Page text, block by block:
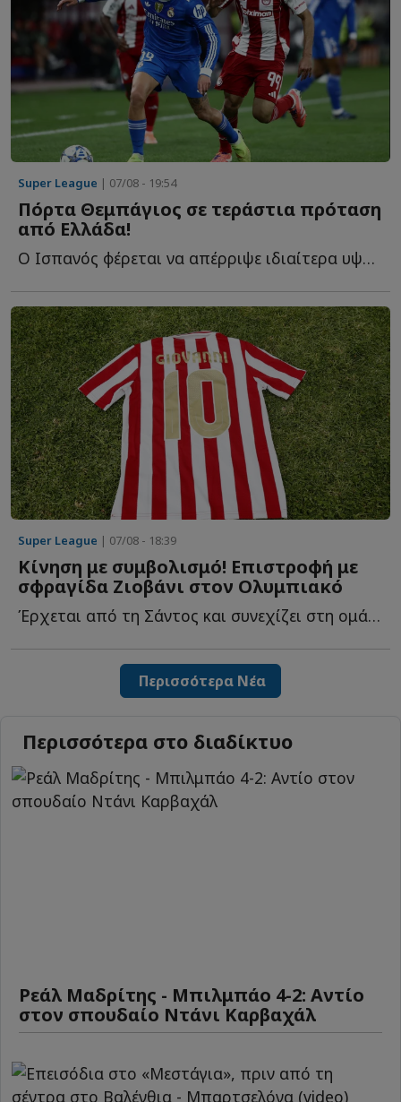
Super League | 07/08 - 19:54
Πόρτα Θεμπάγιος σε τεράστια πρόταση
από Ελλάδα!
Ο Ισπανός φέρεται να απέρριψε ιδιαίτερα υψηλή οικονομική π...
Super League | 07/08 - 18:39
Κίνηση με συμβολισμό! Επιστροφή με
σφραγίδα Ζιοβάνι στον Ολυμπιακό
Έρχεται από τη Σάντος και συνεχίζει στη ομάδα του Πειραιά μ...
Περισσότερα Νέα
Περισσότερα στο διαδίκτυο
Ρεάλ Μαδρίτης - Μπιλμπάο 4-2: Αντίο
στον σπουδαίο Ντάνι Καρβαχάλ